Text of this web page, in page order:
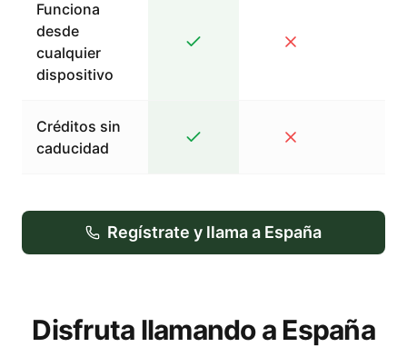
Funciona
desde
cualquier
dispositivo
Créditos sin
caducidad
Regístrate y llama a España
Disfruta llamando a España